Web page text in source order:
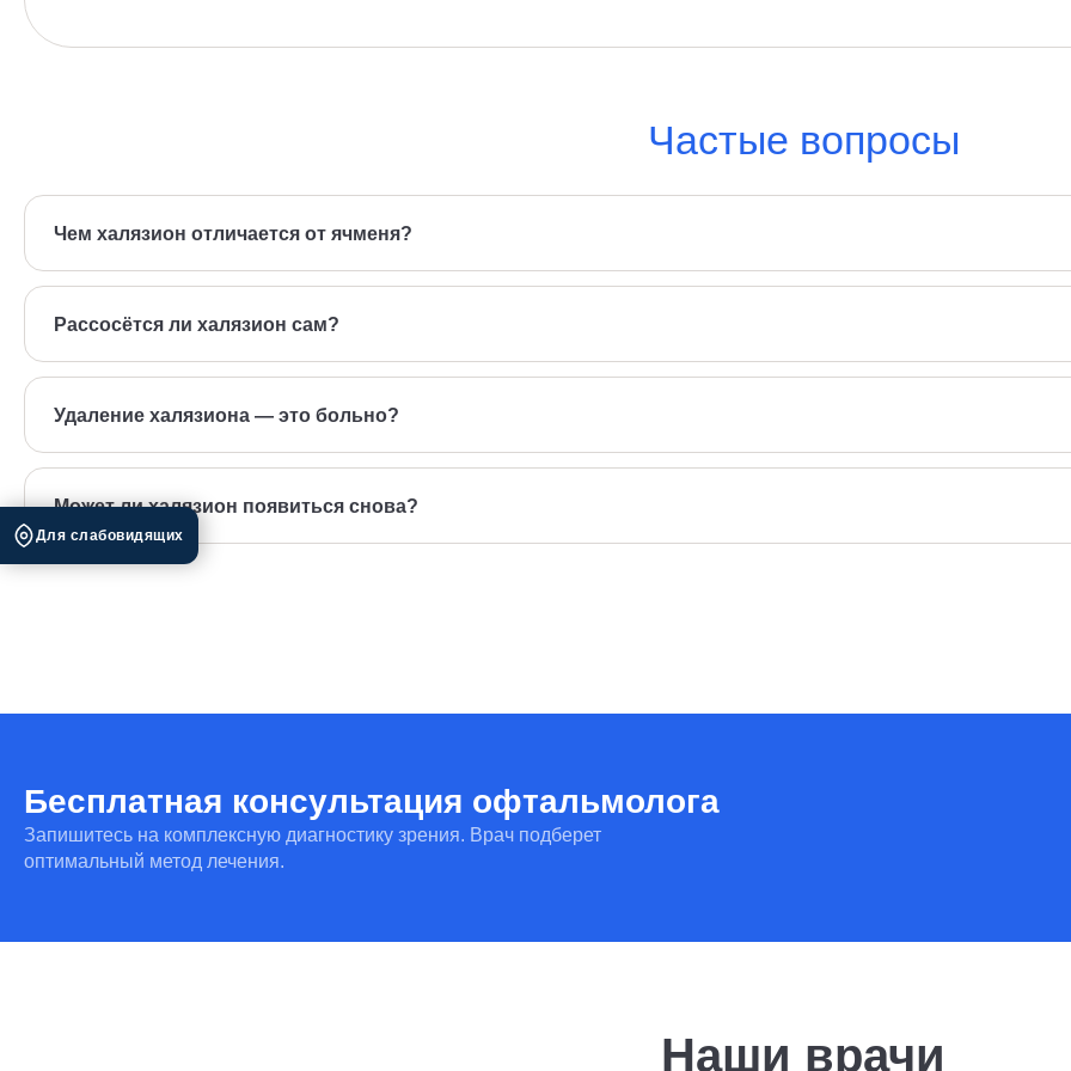
Частые вопросы
Чем халязион отличается от ячменя?
Ячмень — острое гнойное воспаление, которое быстро возникает и болит. Халязион — хроническое плотное уплотнение,
разным лечением.
Рассосётся ли халязион сам?
На раннем этапе иногда да — с помощью компрессов и массажа века по назначению врача. Сформированный плотный узелок
Удаление халязиона — это больно?
Нет. Это небольшая амбулаторная процедура под местной анестезией, занимает несколько минут. Веко восстанавливается
Может ли халязион появиться снова?
Да, особенно при хроническом воспалении век. Чтобы снизить риск рецидива, врач лечит сопутствующий блефарит и даёт
Бесплатная консультация офтальмолога
Запишитесь на комплексную диагностику зрения. Врач подберет
оптимальный метод лечения.
Наши врачи
Для слабовидящих